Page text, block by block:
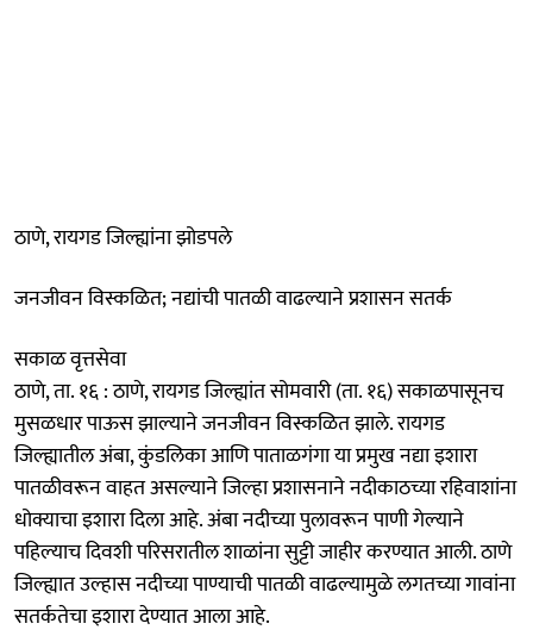
ठाणे, रायगड जिल्ह्यांना झोडपले
जनजीवन विस्कळित; नद्यांची पातळी वाढल्याने प्रशासन सतर्क
सकाळ वृत्तसेवा
ठाणे, ता. १६ : ठाणे, रायगड जिल्ह्यांत सोमवारी (ता. १६) सकाळपासूनच
मुसळधार पाऊस झाल्याने जनजीवन विस्कळित झाले. रायगड
जिल्ह्यातील अंबा, कुंडलिका आणि पाताळगंगा या प्रमुख नद्या इशारा
पातळीवरून वाहत असल्याने जिल्हा प्रशासनाने नदीकाठच्या रहिवाशांना
धोक्याचा इशारा दिला आहे. अंबा नदीच्या पुलावरून पाणी गेल्याने
पहिल्याच दिवशी परिसरातील शाळांना सुट्टी जाहीर करण्यात आली. ठाणे
जिल्ह्यात उल्हास नदीच्या पाण्याची पातळी वाढल्यामुळे लगतच्या गावांना
सतर्कतेचा इशारा देण्यात आला आहे.